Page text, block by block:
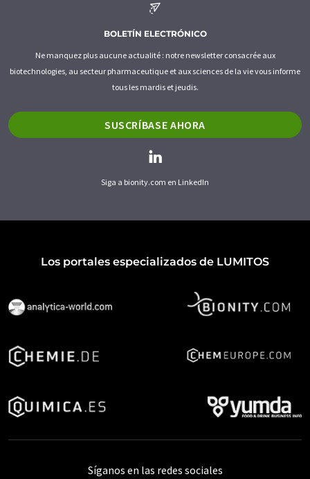
BOLETÍN ELECTRÓNICO
Ne manquez plus aucune actualité : notre newsletter consacrée aux
biotechnologies, au secteur pharmaceutique et aux sciences de la vie vous informe
tous les mardis et jeudis.
SUSCRÍBASE AHORA
Siga a bionity.com en LinkedIn
Los portales especializados de LUMITOS
Síganos en las redes sociales